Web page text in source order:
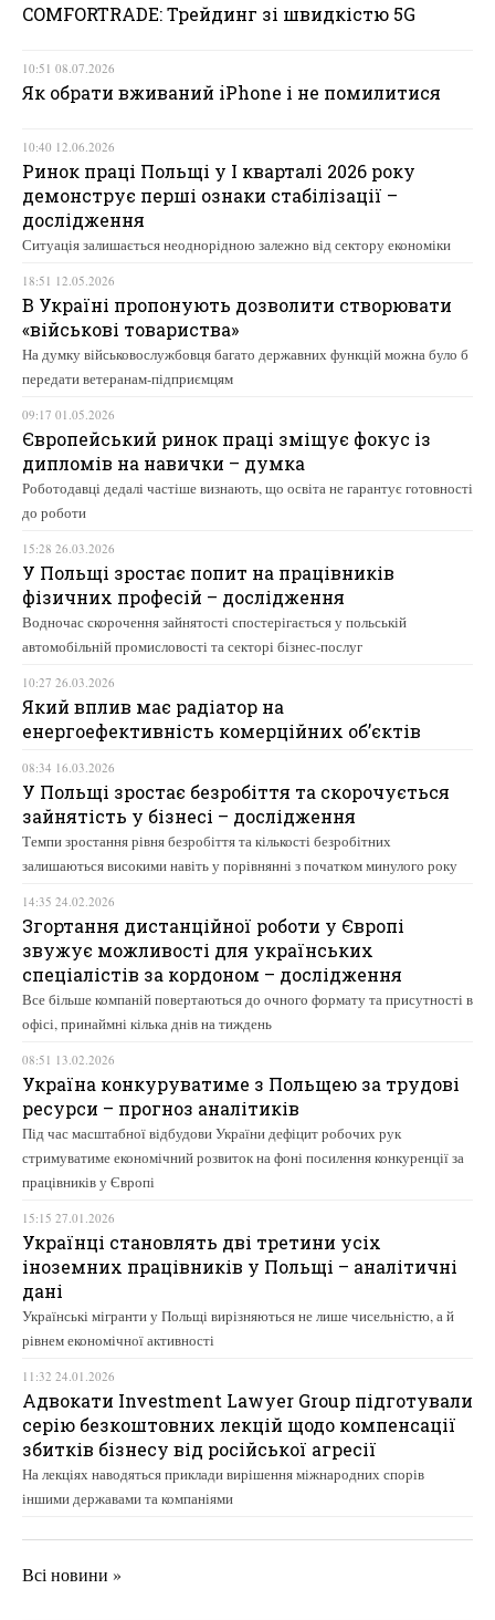
COMFORTRADE: Трейдинг зі швидкістю 5G
10:51 08.07.2026
Як обрати вживаний iPhone і не помилитися
10:40 12.06.2026
Ринок праці Польщі у І кварталі 2026 року
демонструє перші ознаки стабілізації –
дослідження
Ситуація залишається неоднорідною залежно від сектору економіки
18:51 12.05.2026
В Україні пропонують дозволити створювати
«військові товариства»
На думку військовослужбовця багато державних функцій можна було б
передати ветеранам-підприємцям
09:17 01.05.2026
Європейський ринок праці зміщує фокус із
дипломів на навички – думка
Роботодавці дедалі частіше визнають, що освіта не гарантує готовності
до роботи
15:28 26.03.2026
У Польщі зростає попит на працівників
фізичних професій – дослідження
Водночас скорочення зайнятості спостерігається у польській
автомобільній промисловості та секторі бізнес-послуг
10:27 26.03.2026
Який вплив має радіатор на
енергоефективність комерційних об’єктів
08:34 16.03.2026
У Польщі зростає безробіття та скорочується
зайнятість у бізнесі – дослідження
Темпи зростання рівня безробіття та кількості безробітних
залишаються високими навіть у порівнянні з початком минулого року
14:35 24.02.2026
Згортання дистанційної роботи у Європі
звужує можливості для українських
спеціалістів за кордоном – дослідження
Все більше компаній повертаються до очного формату та присутності в
офісі, принаймні кілька днів на тиждень
08:51 13.02.2026
Україна конкуруватиме з Польщею за трудові
ресурси – прогноз аналітиків
Під час масштабної відбудови України дефіцит робочих рук
стримуватиме економічний розвиток на фоні посилення конкуренції за
працівників у Європі
15:15 27.01.2026
Українці становлять дві третини усіх
іноземних працівників у Польщі – аналітичні
дані
Українські мігранти у Польщі вирізняються не лише чисельністю, а й
рівнем економічної активності
11:32 24.01.2026
Адвокати Investment Lawyer Group підготували
серію безкоштовних лекцій щодо компенсації
збитків бізнесу від російської агресії
На лекціях наводяться приклади вирішення міжнародних спорів
іншими державами та компаніями
Всі новини »